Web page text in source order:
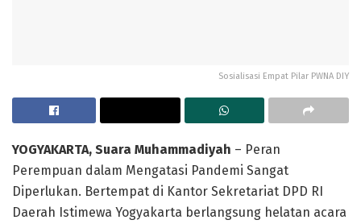
Sosialisasi Empat Pilar PWNA DIY
YOGYAKARTA, Suara Muhammadiyah – Peran
Perempuan dalam Mengatasi Pandemi Sangat
Diperlukan. Bertempat di Kantor Sekretariat DPD RI
Daerah Istimewa Yogyakarta berlangsung helatan acara